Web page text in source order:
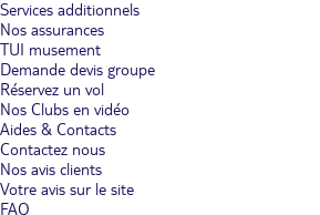
Services additionnels
Nos assurances
TUI musement
Demande devis groupe
Réservez un vol
Nos Clubs en vidéo
Aides & Contacts
Contactez nous
Nos avis clients
Votre avis sur le site
FAQ